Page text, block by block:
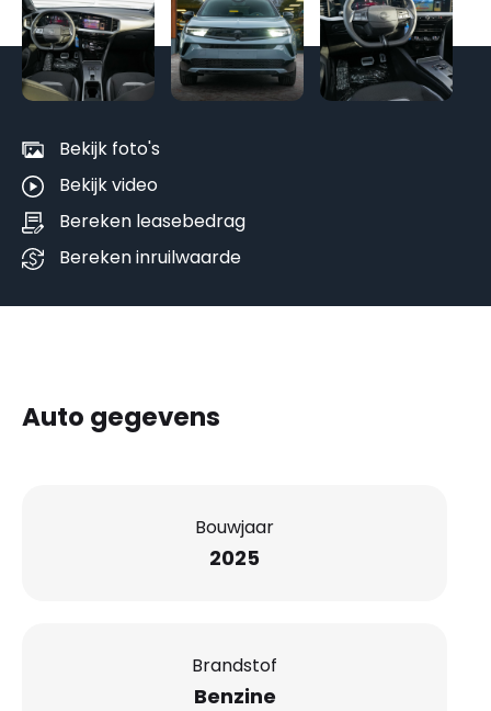
Bekijk foto's
Bekijk video
Bereken leasebedrag
Bereken inruilwaarde
Auto gegevens
Bouwjaar
2025
Brandstof
Benzine